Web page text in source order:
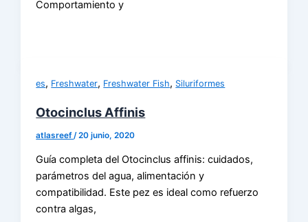
Comportamiento y
es, Freshwater, Freshwater Fish, Siluriformes
Otocinclus Affinis
atlasreef/20 junio, 2020
Guía completa del Otocinclus affinis: cuidados,
parámetros del agua, alimentación y
compatibilidad. Este pez es ideal como refuerzo
contra algas,